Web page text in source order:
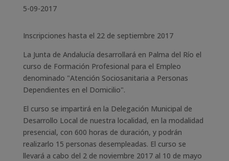
5-09-2017
Inscripciones hasta el 22 de septiembre 2017
La Junta de Andalucía desarrollará en Palma del Río el
curso de Formación Profesional para el Empleo
denominado "Atención Sociosanitaria a Personas
Dependientes en el Domicilio".
El curso se impartirá en la Delegación Municipal de
Desarrollo Local de nuestra localidad, en la modalidad
presencial, con 600 horas de duración, y podrán
realizarlo 15 personas desempleadas. El curso se
llevará a cabo del 2 de noviembre 2017 al 10 de mayo